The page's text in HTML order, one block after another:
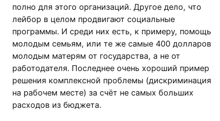
полно для этого организаций. Другое дело, что
лейбор в целом продвигают социальные
программы. И среди них есть, к примеру, помощь
молодым семьям, или те же самые 400 долларов
молодым матерям от государства, а не от
работодателя. Последнее очень хороший пример
решения комплексной проблемы (дискриминация
на рабочем месте) за счёт не самых больших
расходов из бюджета.